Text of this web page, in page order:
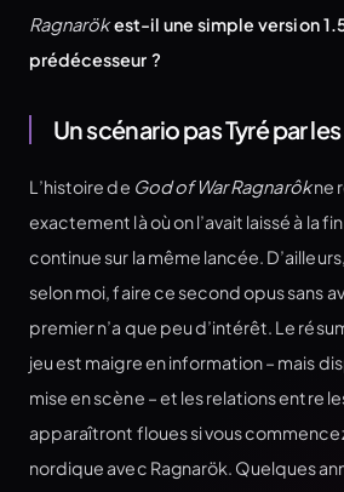
Ragnarökest-il une simple version
prédécesseur ?
Un scénario pas Tyré par
L’histoire de God of War Ragnarôkne
exactement là où on l’avait laissé à la
continue sur la même lancée.
selon moi, faire ce second opus sans
premier n’a que peu d’intérêt. Le
jeu est maigre en information – mais
mise en scène – et les relations entre
apparaîtront floues si vous
nordique avec Ragnarök. Quelques